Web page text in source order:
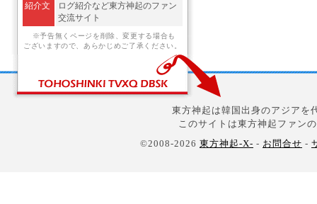
紹介文
ログ紹介など東方神起のファン
交流サイト
※予告無くページを削除、変更する場合も
ございますので、あらかじめご了承ください。
東方神起は韓国出身のアジアを
このサイトは東方神起ファン
©2008-2026 東方神起-X- - お問合せ -